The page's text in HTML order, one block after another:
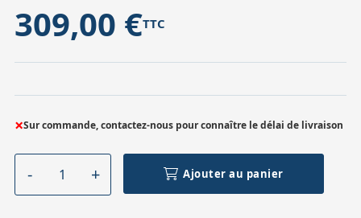
309,00 €TTC
×Sur commande, contactez-nous pour connaître le délai de livraison
Ajouter au panier